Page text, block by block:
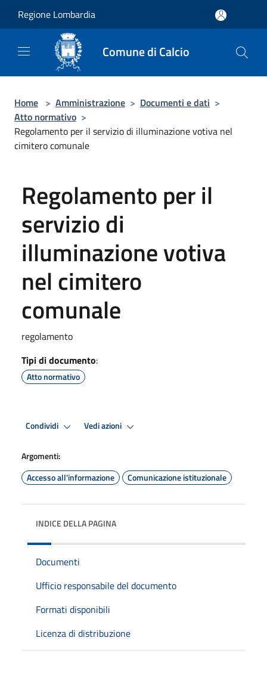
Regione Lombardia
Comune di Calcio
Home > Amministrazione > Documenti e dati >
Atto normativo >
Regolamento per il servizio di illuminazione votiva nel
cimitero comunale
Regolamento per il
servizio di
illuminazione votiva
nel cimitero
comunale
regolamento
Tipi di documento:
Atto normativo
Condividi Vedi azioni
Argomenti:
Accesso all'informazione
Comunicazione istituzionale
INDICE DELLA PAGINA
Documenti
Ufficio responsabile del documento
Formati disponibili
Licenza di distribuzione